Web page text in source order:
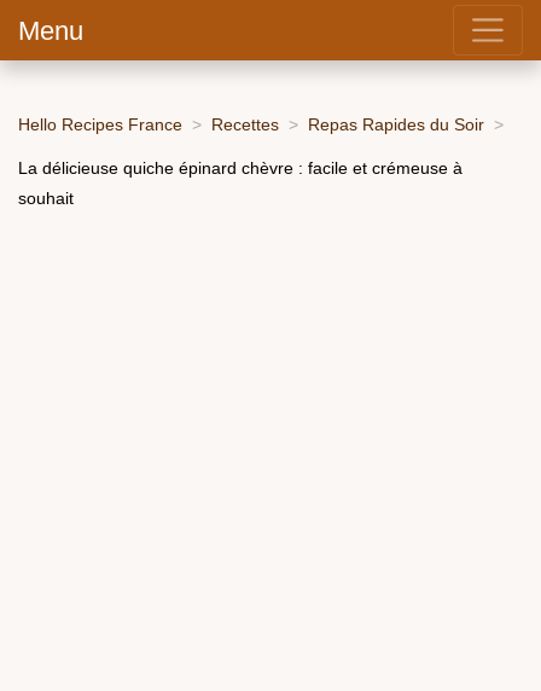
Menu
Hello Recipes France Recettes Repas Rapides du Soir
La délicieuse quiche épinard chèvre : facile et crémeuse à
souhait